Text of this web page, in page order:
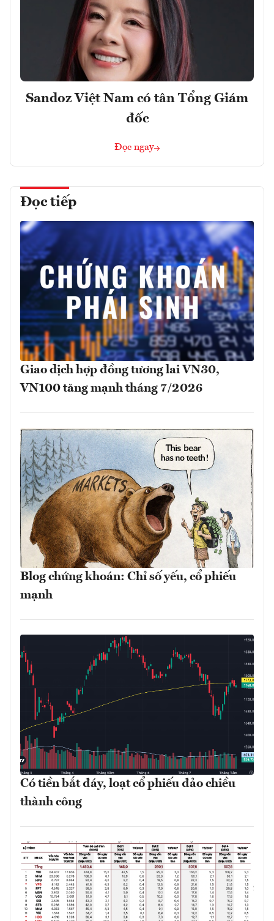
Sandoz Việt Nam có tân Tổng Giám
đốc
Đọc ngay
Đọc tiếp
Giao dịch hợp đồng tương lai VN30,
VN100 tăng mạnh tháng 7/2026
Blog chứng khoán: Chỉ số yếu, cổ phiếu
mạnh
Có tiền bắt đáy, loạt cổ phiếu đảo chiều
thành công